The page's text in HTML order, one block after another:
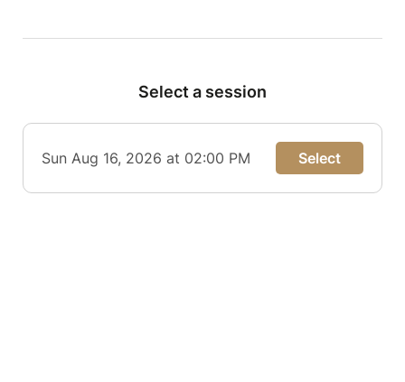
Select a session
Sun Aug 16, 2026 at 02:00 PM Select